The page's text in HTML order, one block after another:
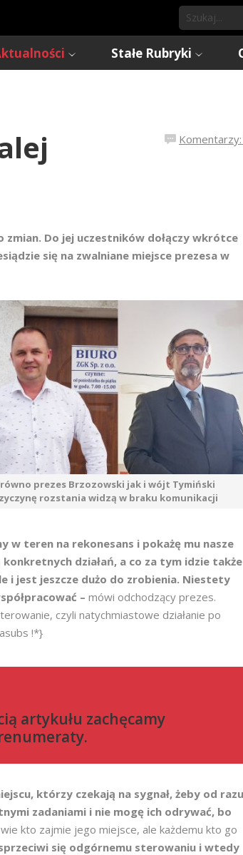
Stałe Rubryki
Do jej uczestników dołączy wkrótce
się na zwalniane miejsce prezesa w
prezes Brzozowski jak i wójt Tymiński
rozstania widzą w braku komunikacji
w teren na rekonesans i pokażę mu nasze
działań, a co za tym idzie także
i jest jeszcze dużo do zrobienia. Niestety
– mówi odchodzący prezes.
czyli natychmiastowe działanie po
!*}
artykułu zachęcamy
.
którzy czekają na sygnał, żeby od razu
zadaniami i nie mogę ich odrywać, bo
wie kto zajmie jego miejsce, ale każdemu kto go
się odgórnemu sterowaniu i wtedy